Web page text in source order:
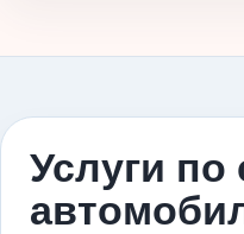
Услуги